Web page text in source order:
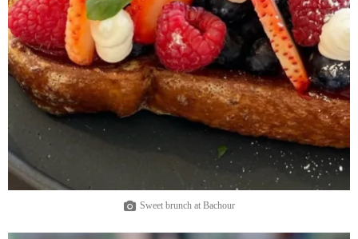
Sweet brunch at Bachour